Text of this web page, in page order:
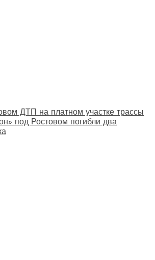
ДТП на платном участке трассы
под Ростовом погибли два